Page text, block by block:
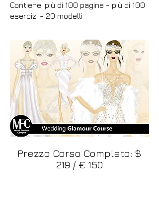
Contiene: più di 100 pagine - più di 100
esercizi - 20 modelli
Prezzo Corso Completo: $
219 / € 150